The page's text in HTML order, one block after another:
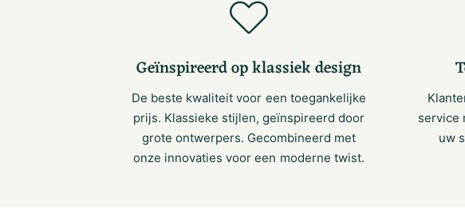
Geïnspireerd op klassiek design
De beste kwaliteit voor een toegankelijke
prijs. Klassieke stijlen, geïnspireerd door
grote ontwerpers. Gecombineerd met
onze innovaties voor een moderne twist.
service
uw